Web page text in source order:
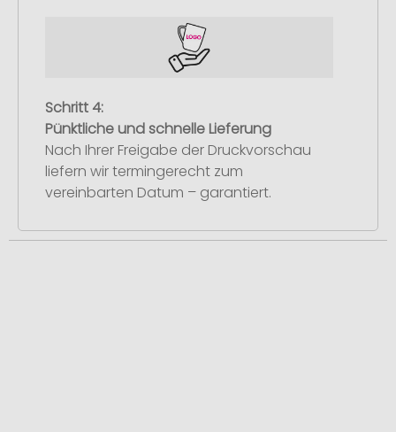
Schritt 4:
Pünktliche und schnelle Lieferung
Nach Ihrer Freigabe der Druckvorschau
liefern wir termingerecht zum
vereinbarten Datum – garantiert.